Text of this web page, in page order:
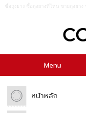
ซื้อถุงยาง ซื้อถุงยางที่ไหน ขายถุงยา
Menu
หน้าหลัก